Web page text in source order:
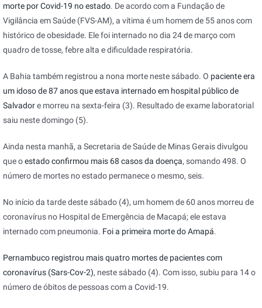
morte por Covid-19 no estado. De acordo com a Fundação de
Vigilância em Saúde (FVS-AM), a vítima é um homem de 55 anos com
histórico de obesidade. Ele foi internado no dia 24 de março com
quadro de tosse, febre alta e dificuldade respiratória.
A Bahia também registrou a nona morte neste sábado. O paciente era
um idoso de 87 anos que estava internado em hospital público de
Salvadore morreu na sexta-feira (3). Resultado de exame laboratorial
saiu neste domingo (5).
Ainda nesta manhã, a Secretaria de Saúde de Minas Gerais divulgou
que oestado confirmou mais 68 casos da doença, somando 498. O
número de mortes no estado permanece o mesmo, seis.
No início da tarde deste sábado (4), um homem de 60 anos morreu de
coronavírus no Hospital de Emergência de Macapá; ele estava
internado com pneumonia. Foi a primeira morte do Amapá.
Pernambuco registrou mais quatro mortes de pacientes com
coronavírus (Sars-Cov-2), neste sábado (4). Com isso, subiu para 14 o
número de óbitos de pessoas com a Covid-19.